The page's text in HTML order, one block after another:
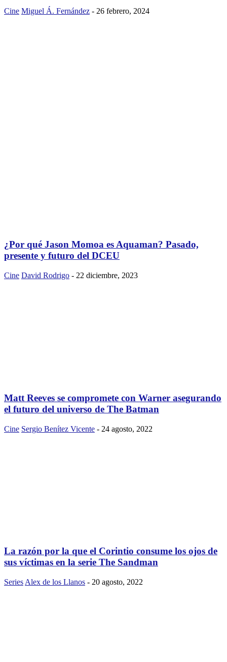
Cine Miguel Á. Fernández - 26 febrero, 2024
¿Por qué Jason Momoa es Aquaman? Pasado,
presente y futuro del DCEU
Cine David Rodrigo - 22 diciembre, 2023
Matt Reeves se compromete con Warner asegurando
el futuro del universo de The Batman
Cine Sergio Benítez Vicente - 24 agosto, 2022
La razón por la que el Corintio consume los ojos de
sus víctimas en la serie The Sandman
Series Alex de los Llanos - 20 agosto, 2022